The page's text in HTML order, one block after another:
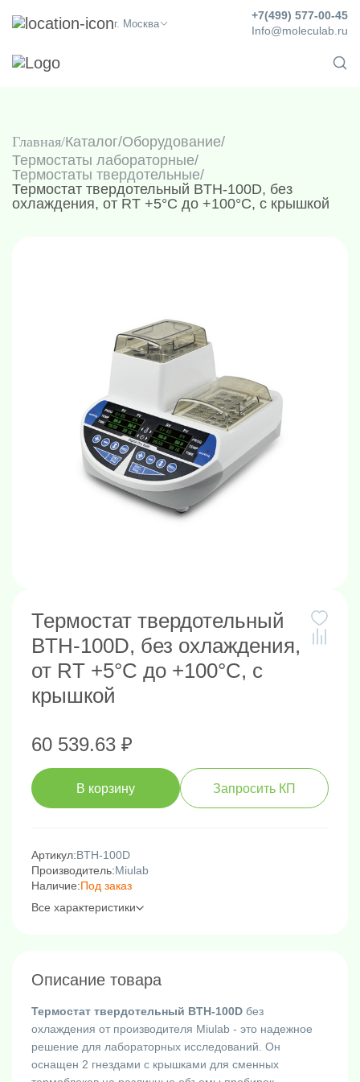
г. Москва
Info@moleculab.ru
+7(499) 577-00-45
Главная Каталог/Оборудование/
Термостаты лабораторные/
Термостаты твердотельные/
Термостат твердотельный BTH-100D, без
охлаждения, от RT +5°C до +100°C, с крышкой
Термостат твердотельный
BTH-100D, без охлаждения,
от RT +5°C до +100°C, с
крышкой
60 539.63 ₽
В корзину Запросить КП
Артикул:BTH-100D
Производитель:Miulab
Наличие:Под заказ
Все характеристики
Описание товара
Термостат твердотельный BTH-100D без
охлаждения от производителя Miulab - это надежное
решение для лабораторных исследований. Он
оснащен 2 гнездами с крышками для сменных